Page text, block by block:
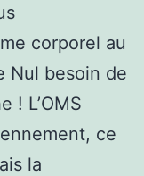
corporel au
Nul besoin de
! L’OMS
ce
la